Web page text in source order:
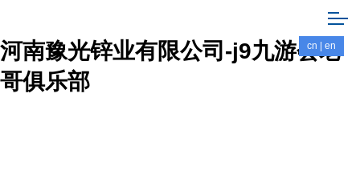
河南豫光锌业有限公司-j9九游会老
哥俱乐部
cn en